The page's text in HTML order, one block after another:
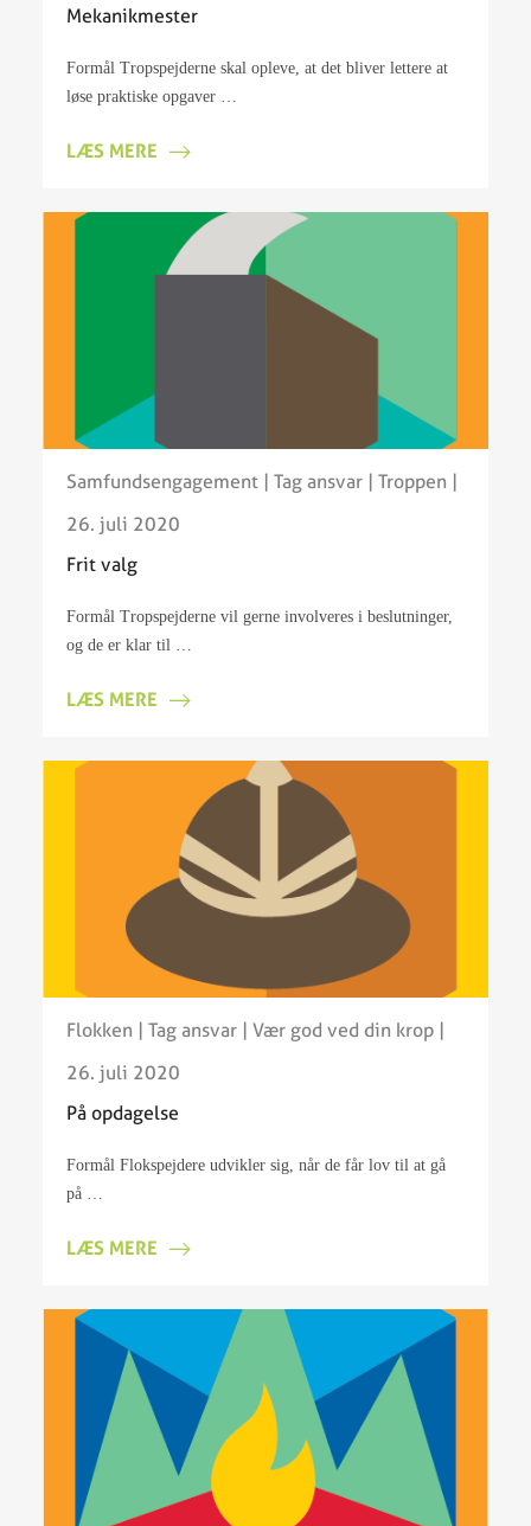
Mekanikmester
Formål Tropspejderne skal opleve, at det bliver lettere at
løse praktiske opgaver …
LÆS MERE
Samfundsengagement| Tag ansvar| Troppen |
26. juli 2020
Frit valg
Formål Tropspejderne vil gerne involveres i beslutninger,
og de er klar til …
LÆS MERE
Flokken | Tag ansvar| Vær god ved din krop|
26. juli 2020
På opdagelse
Formål Flokspejdere udvikler sig, når de får lov til at gå
på …
LÆS MERE